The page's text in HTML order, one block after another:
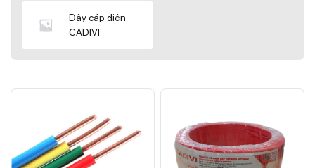
Dây cáp điện
CADIVI